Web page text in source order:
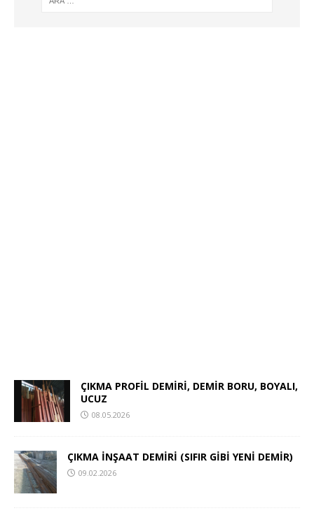
ÇIKMA PROFİL DEMİRİ, DEMİR BORU, BOYALI,
UCUZ
08.05.2026
ÇIKMA İNŞAAT DEMİRİ (SIFIR GİBİ YENİ DEMİR)
09.02.2026